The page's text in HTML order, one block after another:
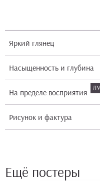
Яркий глянец
Насыщенность и глубина
На пределе восприятия
Рисунок и фактура
Ещё постеры